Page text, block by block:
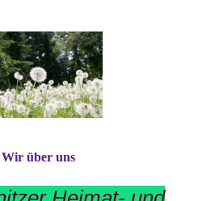
Wir über uns